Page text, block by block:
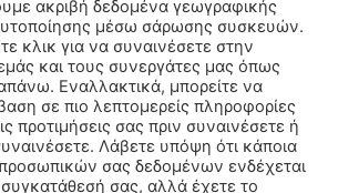
ακριβή δεδομένα γεωγραφικής
μέσω σάρωσης συσκευών.
κλικ για να συναινέσετε στην
και τους συνεργάτες μας όπως
Εναλλακτικά, μπορείτε να
σε πιο λεπτομερείς πληροφορίες
προτιμήσεις σας πριν συναινέσετε ή
Λάβετε υπόψη ότι κάποια
σας δεδομένων ενδέχεται
σας, αλλά έχετε το